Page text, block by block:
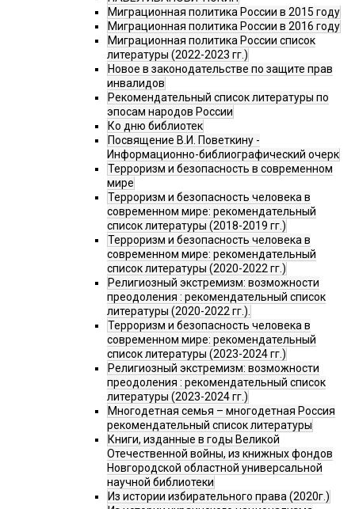
Миграционная политика России в 2015 году
Миграционная политика России в 2016 году
Миграционная политика России список
литературы (2022-2023 гг.)
Новое в законодательстве по защите прав
инвалидов
Рекомендательный список литературы по
эпосам народов России
Ко дню библиотек
Посвящение В.И. Поветкину -
Информационно-библиографический очерк
Терроризм и безопасность в современном
мире
Терроризм и безопасность человека в
современном мире: рекомендательный
список литературы (2018-2019 гг.)
Терроризм и безопасность человека в
современном мире: рекомендательный
список литературы (2020-2022 гг.)
Религиозный экстремизм: возможности
преодоления : рекомендательный список
литературы (2020-2022 гг.).
Терроризм и безопасность человека в
современном мире: рекомендательный
список литературы (2023-2024 гг.)
Религиозный экстремизм: возможности
преодоления : рекомендательный список
литературы (2023-2024 гг.)
Многодетная семья – многодетная Россия
рекомендательный список литературы
Книги, изданные в годы Великой
Отечественной войны, из книжных фондов
Новгородской областной универсальной
научной библиотеки
Из истории избирательного права (2020г.)